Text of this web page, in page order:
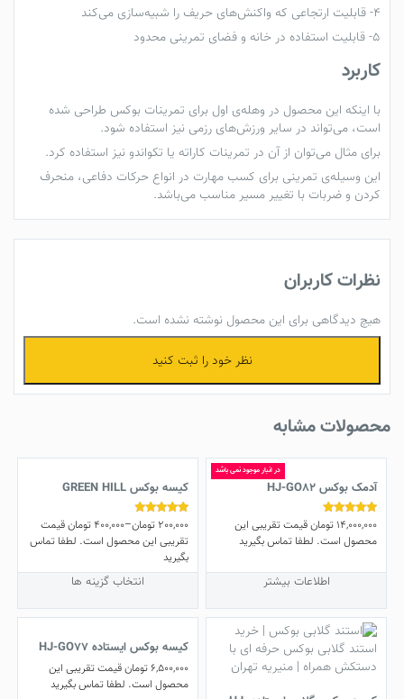
4- قابلیت ارتجاعی که واکنش‌های حریف را شبیه‌سازی می‌کند
5- قابلیت استفاده در خانه و فضای تمرینی محدود
کاربرد
با اینکه این محصول در وهله‌ی اول برای تمرینات بوکس طراحی شده
است، می‌تواند در سایر ورزش‌های رزمی نیز استفاده شود.
برای مثال می‌توان از آن در تمرینات کاراته یا تکواندو نیز استفاده کرد.
این وسیله‌ی تمرینی برای کسب مهارت در انواع حرکات دفاعی، منحرف
کردن و ضربات با تغییر مسیر مناسب می‌باشد.
نظرات کاربران
هیچ دیدگاهی برای این محصول نوشته نشده است.
نظر خود را ثبت کنید
محصولات مشابه
در انبار موجود نمی باشد
آدمک بوکس HJ-GO82
نمره
5.00
از 5
14,000,000 تومانقیمت تقریبی این
محصول است. لطفا تماس بگیرید
اطلاعات بیشتر
کیسه بوکس GREEN HILL
نمره
4.60
از 5
200,000 تومان–
400,000 تومانقیمت
تقریبی این محصول است. لطفا تماس
بگیرید
انتخاب گزینه ها
دارای
مختلفی
می
باشد.
کیسه بوکس ایستاده HJ-GO77
6,500,000 تومانقیمت تقریبی این
محصول است. لطفا تماس بگیرید